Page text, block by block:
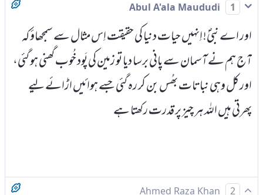
1
اور اے نبیؐ! اِنہیں حیات دنیا کی حقیقت اِس مثال سے سمجھاؤ کہ
آج ہم نے آسمان سے پانی برسا دیا تو زمین کی پَود خُوب گھنی ہو گئی،
اور کل وہی نباتات بھُس بن کر رہ گئی جسے ہوائیں اڑائے لیے
پھرتی ہیں اللہ ہر چیز پر قدرت رکھتا ہے
2